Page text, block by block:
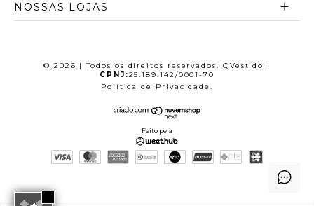
NOSSAS LOJAS
© 2026 | Todos os direitos reservados. QVestido |
CPNJ:25.189.142/0001-70
Política de Privacidade.
Feito pela